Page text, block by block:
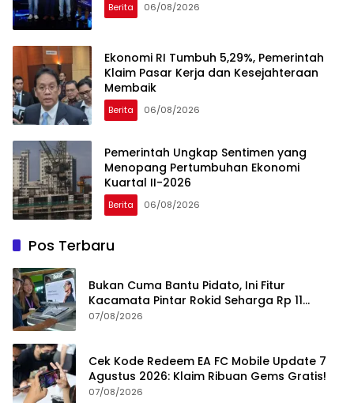
Berita 06/08/2026
Ekonomi RI Tumbuh 5,29%, Pemerintah
Klaim Pasar Kerja dan Kesejahteraan
Membaik
Berita 06/08/2026
Pemerintah Ungkap Sentimen yang
Menopang Pertumbuhan Ekonomi
Kuartal II-2026
Berita 06/08/2026
Pos Terbaru
Bukan Cuma Bantu Pidato, Ini Fitur
Kacamata Pintar Rokid Seharga Rp 11
Jutaan
07/08/2026
Cek Kode Redeem EA FC Mobile Update 7
Agustus 2026: Klaim Ribuan Gems Gratis!
07/08/2026